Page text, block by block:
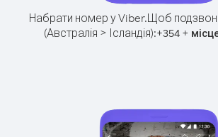
Набрати номер у Viber.Щоб
(Австралія > Ісландія):+354 +